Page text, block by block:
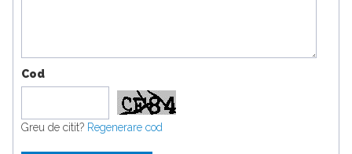
Cod
Greu de citit? Regenerare cod